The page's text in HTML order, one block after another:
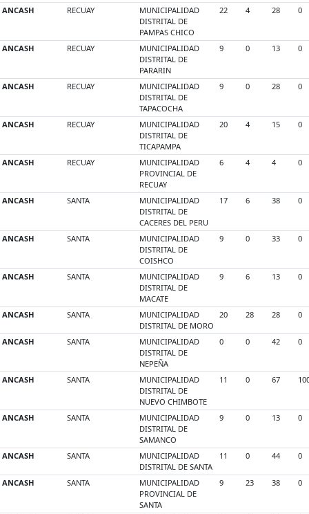
ANCASH RECUAY
MUNICIPALIDAD
DISTRITAL DE
PAMPAS CHICO
22 4 28 0
ANCASH RECUAY
MUNICIPALIDAD
DISTRITAL DE
PARARIN
9 0 13 0
ANCASH RECUAY
MUNICIPALIDAD
DISTRITAL DE
TAPACOCHA
9 0 28 0
ANCASH RECUAY
MUNICIPALIDAD
DISTRITAL DE
TICAPAMPA
20 4 15 0
ANCASH RECUAY
MUNICIPALIDAD
PROVINCIAL DE
RECUAY
6 4 4 0
ANCASH SANTA
MUNICIPALIDAD
DISTRITAL DE
CACERES DEL PERU
17 6 38 0
ANCASH SANTA
MUNICIPALIDAD
DISTRITAL DE
COISHCO
9 0 33 0
ANCASH SANTA
MUNICIPALIDAD
DISTRITAL DE
MACATE
9 6 13 0
ANCASH SANTA
MUNICIPALIDAD
DISTRITAL DE MORO
20 28 28 0
ANCASH SANTA
MUNICIPALIDAD
DISTRITAL DE
NEPEÑA
0 0 42 0
ANCASH SANTA
MUNICIPALIDAD
DISTRITAL DE
NUEVO CHIMBOTE
11 0 67
ANCASH SANTA
MUNICIPALIDAD
DISTRITAL DE
SAMANCO
9 0 13 0
ANCASH SANTA
MUNICIPALIDAD
DISTRITAL DE SANTA
11 0 44 0
ANCASH SANTA
MUNICIPALIDAD
PROVINCIAL DE
SANTA
9 23 38 0